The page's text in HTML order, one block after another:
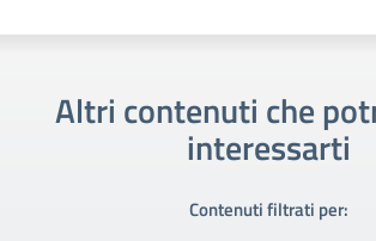
Altri contenuti che
interessarti
Contenuti filtrati per: